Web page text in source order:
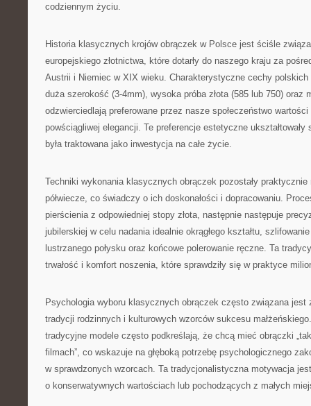
codziennym życiu.
Historia klasycznych krojów obrączek w Polsce jest ściśle
europejskiego złotnictwa, które dotarły do naszego kraju za
Austrii i Niemiec w XIX wieku. Charakterystyczne cechy
duża szerokość (3-4mm), wysoka próba złota (585 lub 750) oraz
odzwierciedlają preferowane przez nasze społeczeństwo
powściągliwej elegancji. Te preferencje estetyczne
była traktowana jako inwestycja na całe życie.
Techniki wykonania klasycznych obrączek pozostały
półwiecze, co świadczy o ich doskonałości i dopracowaniu.
pierścienia z odpowiedniej stopy złota, następnie następuje
jubilerskiej w celu nadania idealnie okrągłego kształtu,
lustrzanego połysku oraz końcowe polerowanie ręczne. Ta
trwałość i komfort noszenia, które sprawdziły się w praktyce
Psychologia wyboru klasycznych obrączek często związana jest
tradycji rodzinnych i kulturowych wzorców sukcesu
tradycyjne modele często podkreślają, że chcą mieć obrączki
filmach”, co wskazuje na głęboką potrzebę psychologicznego
w sprawdzonych wzorcach. Ta tradycjonalistyczna motywacja
o konserwatywnych wartościach lub pochodzących z małych